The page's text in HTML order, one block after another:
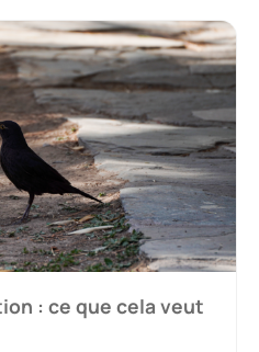
: ce que cela veut